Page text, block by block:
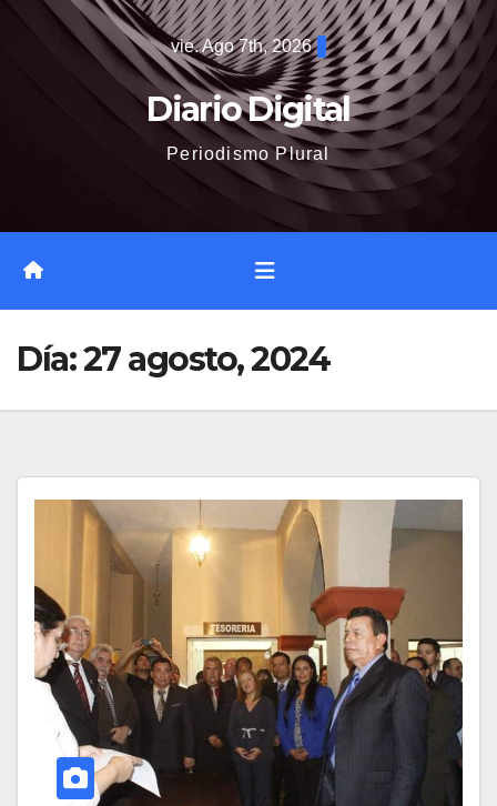
vie. Ago 7th, 2026
Diario Digital
Periodismo Plural
Día:27 agosto, 2024